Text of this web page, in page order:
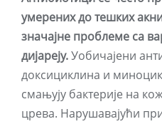
умерених до тешких
значајне проблеме са
дијареју.Уобичајени
доксициклина и
смањују бактерије на
црева. Нарушавајући